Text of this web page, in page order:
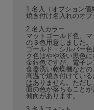
1.名入（オプション価
焼き付け名入れのオプ
2.名入カラー
マットゴールド色、
の３色用意しました。
ゴールド・シルバー
ク色はやや淡い黒色に
金銀色ですが、電子レ
食器洗い乾燥機などの
高温で焼き付けてい
はありません。ただ
面の色が落ちること
傾向があります。